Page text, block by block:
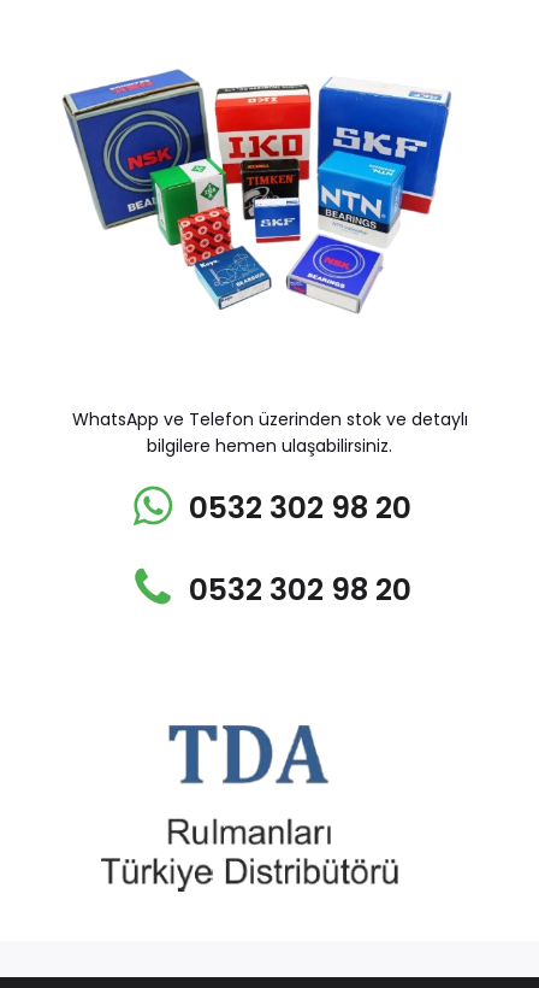
WhatsApp ve Telefon üzerinden stok ve detaylı
bilgilere hemen ulaşabilirsiniz.
0532 302 98 20
0532 302 98 20